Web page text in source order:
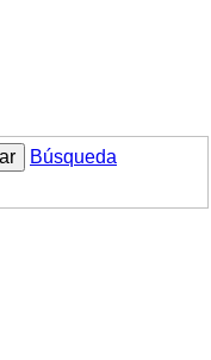
Búsqueda